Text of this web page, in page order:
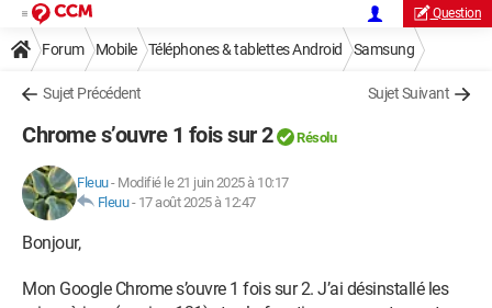
Question
Forum Mobile Téléphones & tablettes Android Samsung
Sujet Précédent Sujet Suivant
Chrome s’ouvre 1 fois sur 2 Résolu
Fleuu- Modifié le 21 juin 2025 à 10:17
Fleuu- 17 août 2025 à 12:47
Bonjour,
Mon Google Chrome s’ouvre 1 fois sur 2. J’ai désinstallé les